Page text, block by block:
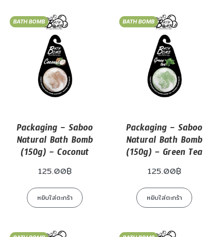
BATH BOMB
Packaging – Saboo
Natural Bath Bomb
(150g) – Coconut
125.00฿
หยิบใส่ตะกร้า
BATH BOMB
Packaging – Saboo
Natural Bath Bomb
(150g) – Green Tea
125.00฿
หยิบใส่ตะกร้า